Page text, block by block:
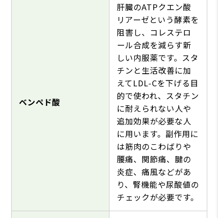
ベンペド酸
肝臓のATPクエン酸
リアーゼという酵素を
阻害し、コレステロ
ール合成を減らす新
しい内服薬です。スタ
チンと生活改善に加
えてLDL‑Cを下げる目
的で使われ、スタチン
に耐えられない人や
追加効果が必要な人
に用います。副作用に
は筋肉のこわばりや
腰痛、関節痛、腱の
炎症、痛風などがあ
り、腎機能や尿酸値の
チェックが必要です。